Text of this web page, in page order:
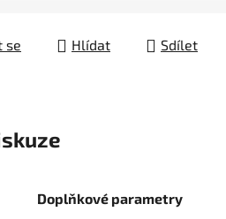
se Hlídat Sdílet
Doplňkové parametry